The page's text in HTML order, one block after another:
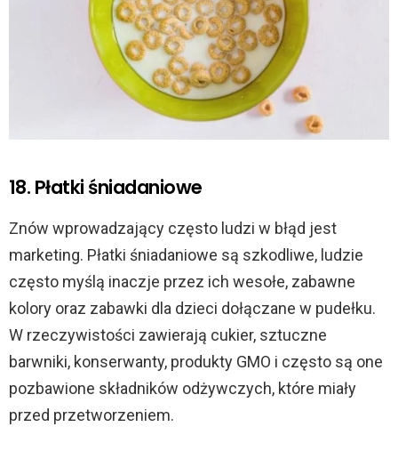
18. Płatki śniadaniowe
Znów wprowadzający często ludzi w błąd jest
marketing. Płatki śniadaniowe są szkodliwe, ludzie
często myślą inaczje przez ich wesołe, zabawne
kolory oraz zabawki dla dzieci dołączane w pudełku.
W rzeczywistości zawierają cukier, sztuczne
barwniki, konserwanty, produkty GMO i często są one
pozbawione składników odżywczych, które miały
przed przetworzeniem.